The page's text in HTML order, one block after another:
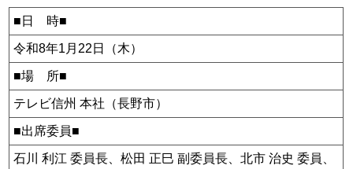
放送番組審議会
青少年向け番組
採用情報
中継局一覧
コンプライアンス憲章
■日 時■
令和8年1月22日（木）
■場 所■
テレビ信州 本社（長野市）
■出席委員■
石川 利江 委員長、松田 正巳 副委員長、北市 治史 委員、